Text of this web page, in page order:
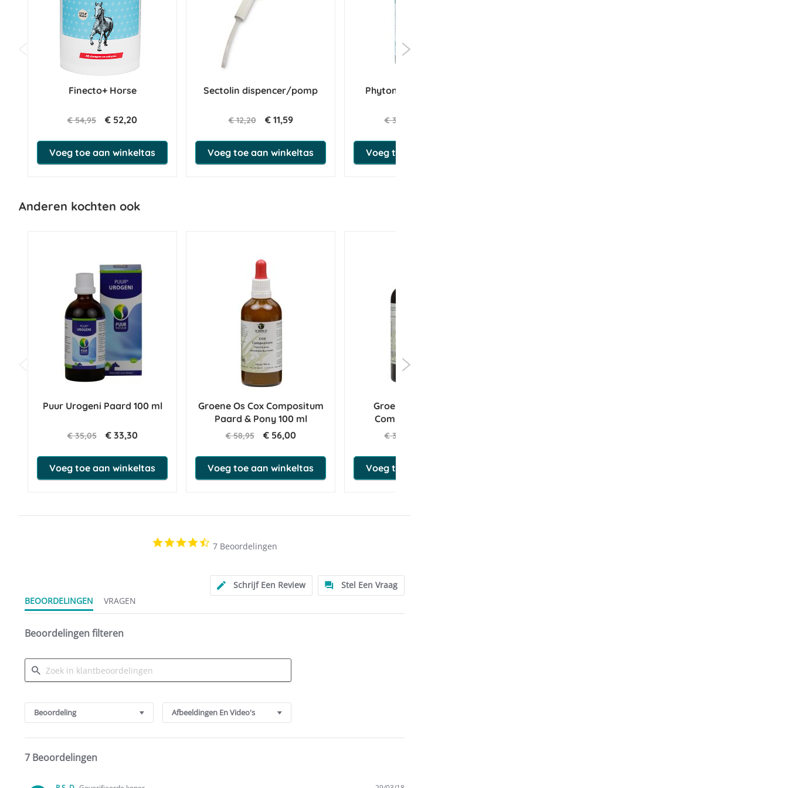
Finecto+ Horse
€ 54,95 € 52,20
Voeg toe aan winkeltas
Sectolin dispencer/pomp
€ 12,20 € 11,59
Voeg toe aan winkeltas
Phytonics All Sept 50 ml
€ 34,55
Voeg toe aan winkeltas
Anderen kochten ook
Puur Urogeni Paard 100 ml
€ 35,05 € 33,30
Voeg toe aan winkeltas
Groene Os Cox Compositum
Paard & Pony 100 ml
€ 58,95 € 56,00
Voeg toe aan winkeltas
Groene Os Drainage
Compositum 100 ml
€ 39,95
Voeg toe aan winkeltas
4.3
star
7 Beoordelingen
Schrijf Een Review
Stel Een Vraag
BEOORDELINGEN
VRAGEN
Beoordelingen filteren
Reviews
Beoordeling Afbeeldingen En Video's
7 Beoordelingen